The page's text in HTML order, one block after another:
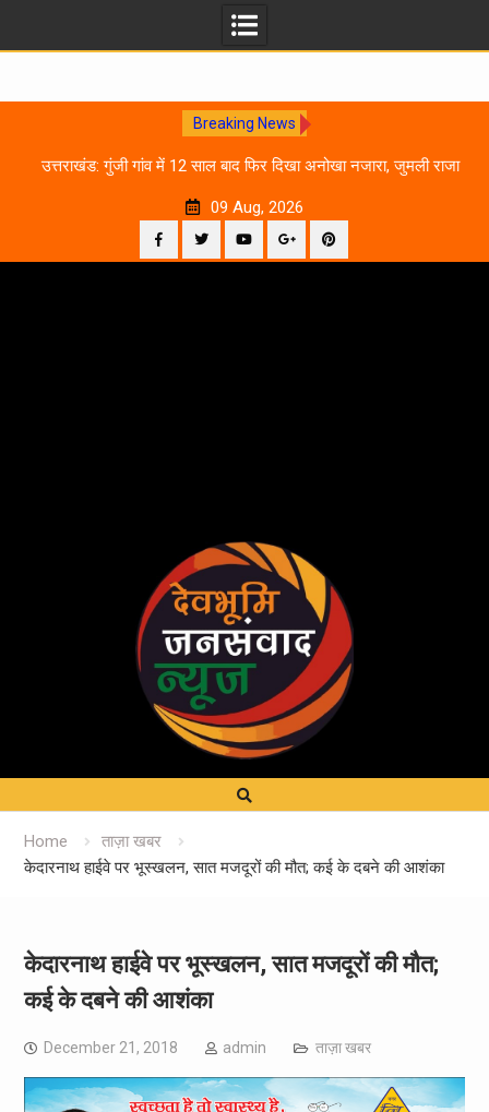
Breaking News
उत्तराखंड: गुंजी गांव में 12 साल बाद फिर दिखा अनोखा नजारा, जुमली राजा
09 Aug, 2026
Home
ताज़ा खबर
केदारनाथ हाईवे पर भूस्‍खलन, सात मजदूरों की मौत; कई के दबने की आशंका
केदारनाथ हाईवे पर भूस्‍खलन, सात मजदूरों की मौत;
कई के दबने की आशंका
December 21, 2018 admin ताज़ा खबर